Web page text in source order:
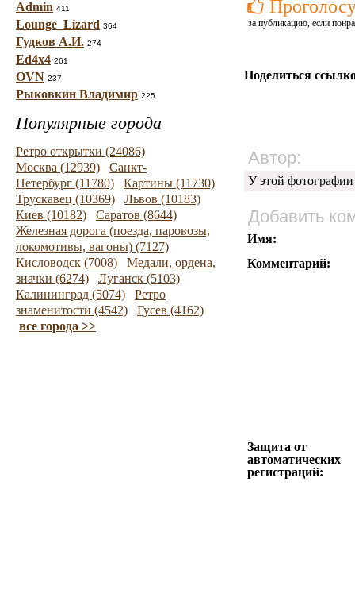
Admin 411
Lounge_Lizard 364
Гудков А.И. 274
Ed4x4 261
OVN 237
Рыковкин Владимир 225
Популярные города
Ретро открытки (24086)
Москва (12939)
Санкт-
Петербург (11780)
Картины (11730)
Трускавец (10369)
Львов (10183)
Киев (10182)
Саратов (8644)
Железная дорога (поезда, паровозы,
локомотивы, вагоны) (7127)
Кисловодск (7008)
Медали, ордена,
значки (6274)
Луганск (5103)
Калининград (5074)
Ретро
знаменитости (4542)
Гусев (4162)
все города >>
за публикацию, если
Поделиться
Автор:
У этой
Добавить
Имя:
Комментарий:
Защита от
автоматических
регистраций: